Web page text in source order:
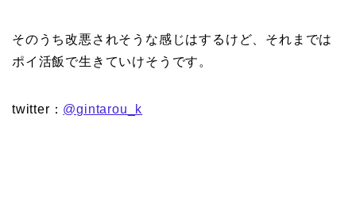
そのうち改悪されそうな感じはするけど、それまでは
ポイ活飯で生きていけそうです。
twitter： @gintarou_k